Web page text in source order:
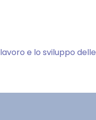
e lo sviluppo delle